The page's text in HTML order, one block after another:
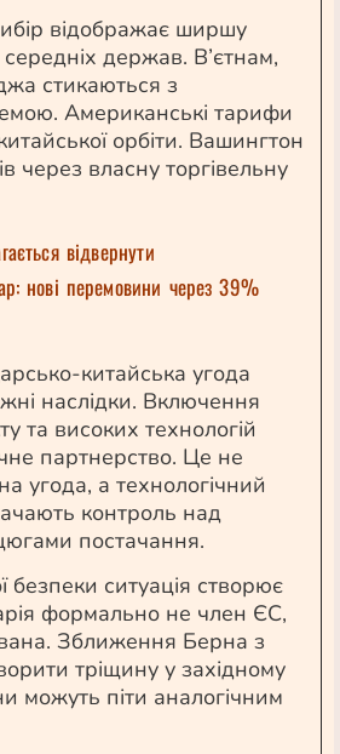
відображає ширшу
держав. В’єтнам,
стикаються з
Американські тарифи
орбіти. Вашингтон
через власну торгівельну
відвернути
нові перемовини через 39%
китайська угода
наслідки. Включення
та високих технологій
партнерство. Це не
угода, а технологічний
контроль над
постачання.
безпеки ситуація створює
формально не член ЄС,
Зближення Берна з
тріщину у західному
можуть піти аналогічним